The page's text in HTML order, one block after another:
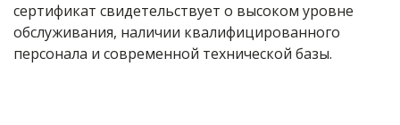
сертификат свидетельствует о высоком уровне
обслуживания, наличии квалифицированного
персонала и современной технической базы.